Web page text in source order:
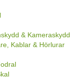
& Kameraskydd
Kablar & Hörlurar